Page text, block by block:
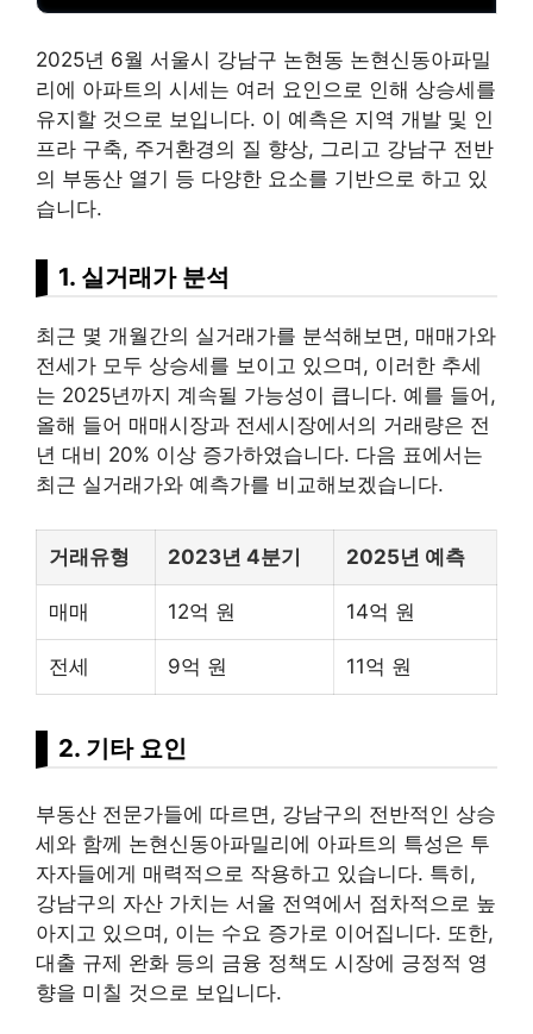
2025년 6월 서울시 강남구 논현동 논현신동아파밀
리에 아파트의 시세는 여러 요인으로 인해 상승세를
유지할 것으로 보입니다. 이 예측은 지역 개발 및 인
프라 구축, 주거환경의 질 향상, 그리고 강남구 전반
의 부동산 열기 등 다양한 요소를 기반으로 하고 있
습니다.
1. 실거래가 분석
최근 몇 개월간의 실거래가를 분석해보면, 매매가와
전세가 모두 상승세를 보이고 있으며, 이러한 추세
는 2025년까지 계속될 가능성이 큽니다. 예를 들어,
올해 들어 매매시장과 전세시장에서의 거래량은 전
년 대비 20% 이상 증가하였습니다. 다음 표에서는
최근 실거래가와 예측가를 비교해보겠습니다.
거래유형 2023년 4분기 2025년 예측
매매 12억 원 14억 원
전세 9억 원 11억 원
2. 기타 요인
부동산 전문가들에 따르면, 강남구의 전반적인 상승
세와 함께 논현신동아파밀리에 아파트의 특성은 투
자자들에게 매력적으로 작용하고 있습니다. 특히,
강남구의 자산 가치는 서울 전역에서 점차적으로 높
아지고 있으며, 이는 수요 증가로 이어집니다. 또한,
대출 규제 완화 등의 금융 정책도 시장에 긍정적 영
향을 미칠 것으로 보입니다.